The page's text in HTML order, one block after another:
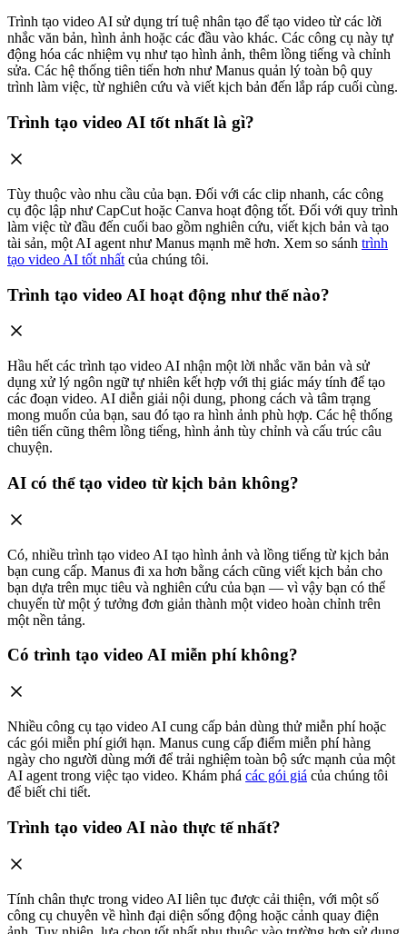
Trình tạo video AI sử dụng trí tuệ nhân tạo để tạo video từ các lời
nhắc văn bản, hình ảnh hoặc các đầu vào khác. Các công cụ này tự
động hóa các nhiệm vụ như tạo hình ảnh, thêm lồng tiếng và chỉnh
sửa. Các hệ thống tiên tiến hơn như Manus quản lý toàn bộ quy
trình làm việc, từ nghiên cứu và viết kịch bản đến lắp ráp cuối cùng.
Trình tạo video AI tốt nhất là gì?
Tùy thuộc vào nhu cầu của bạn. Đối với các clip nhanh, các công
cụ độc lập như CapCut hoặc Canva hoạt động tốt. Đối với quy trình
làm việc từ đầu đến cuối bao gồm nghiên cứu, viết kịch bản và tạo
tài sản, một AI agent như Manus mạnh mẽ hơn. Xem so sánh trình
tạo video AI tốt nhất của chúng tôi.
Trình tạo video AI hoạt động như thế nào?
Hầu hết các trình tạo video AI nhận một lời nhắc văn bản và sử
dụng xử lý ngôn ngữ tự nhiên kết hợp với thị giác máy tính để tạo
các đoạn video. AI diễn giải nội dung, phong cách và tâm trạng
mong muốn của bạn, sau đó tạo ra hình ảnh phù hợp. Các hệ thống
tiên tiến cũng thêm lồng tiếng, hình ảnh tùy chỉnh và cấu trúc câu
chuyện.
AI có thể tạo video từ kịch bản không?
Có, nhiều trình tạo video AI tạo hình ảnh và lồng tiếng từ kịch bản
bạn cung cấp. Manus đi xa hơn bằng cách cũng viết kịch bản cho
bạn dựa trên mục tiêu và nghiên cứu của bạn — vì vậy bạn có thể
chuyển từ một ý tưởng đơn giản thành một video hoàn chỉnh trên
một nền tảng.
Có trình tạo video AI miễn phí không?
Nhiều công cụ tạo video AI cung cấp bản dùng thử miễn phí hoặc
các gói miễn phí giới hạn. Manus cung cấp điểm miễn phí hàng
ngày cho người dùng mới để trải nghiệm toàn bộ sức mạnh của một
AI agent trong việc tạo video. Khám phá các gói giá của chúng tôi
để biết chi tiết.
Trình tạo video AI nào thực tế nhất?
Tính chân thực trong video AI liên tục được cải thiện, với một số
công cụ chuyên về hình đại diện sống động hoặc cảnh quay điện